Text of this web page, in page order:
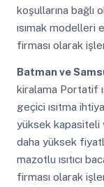
koşullarına
ısımak modelleri
firması olarak
Batman ve
kiralama Portatif
geçici ısıtma
yüksek kapasiteli
daha yüksek
mazotlu ısıtıcı
firması olarak